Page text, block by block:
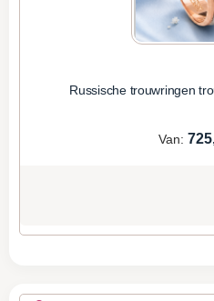
Russische trouwringen
Van: